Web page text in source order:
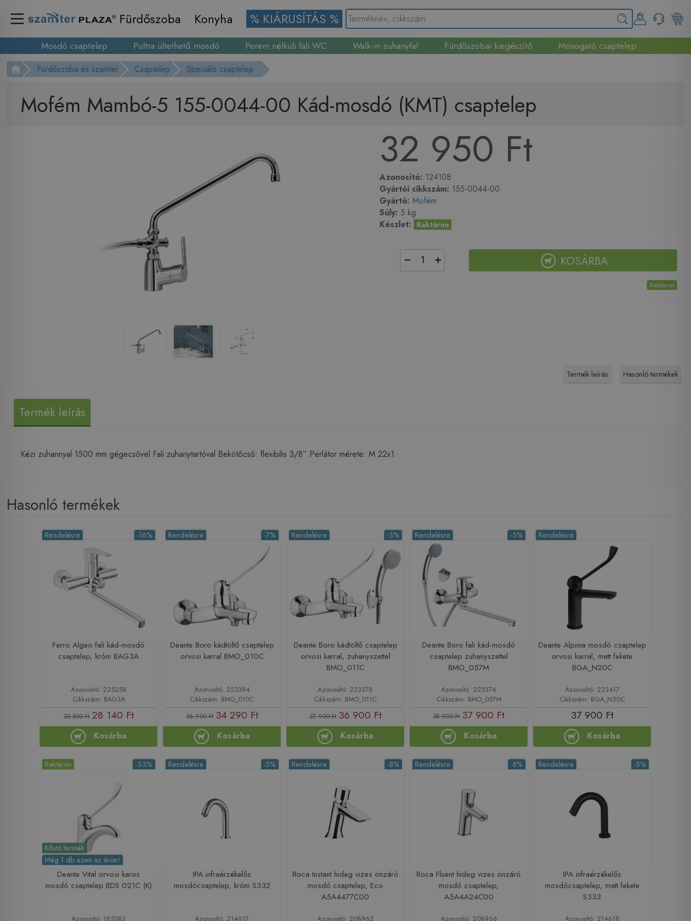
Fürdőszoba Konyha % KIÁRUSÍTÁS %
Mosdó csaptelep Pultra ültethető mosdó Perem nélküli fali WC Walk-in zuhanyfal Fürdőszobai kiegészítő
Mosogató csaptelep
Fürdőszoba és szaniter Csaptelep Speciális csaptelep
Mofém Mambó-5 155-0044-00 Kád-mosdó (KMT) csaptelep
32 950 Ft
Azonosító: 124108
Gyártói cikkszám: 155-0044-00
Gyártó: Mofém
Súly: 5 kg
Készlet: Raktáron
KOSÁRBA
− +
Raktáron
Termék leírás Hasonló termékek
Termék leírás
Kézi zuhannyal 1500 mm gégecsővel Fali zuhanytartóval Bekötőcső: flexibilis 3/8” Perlátor mérete: M 22x1
Hasonló termékek
-16%
Rendelésre
Ferro Algeo fali kád-mosdó
csaptelep, króm BAG3A
Azonosító: 225258
Cikkszám: BAG3A
33 500 Ft 28 140 Ft
Kosárba
-7%
Rendelésre
Deante Boro kádtöltő csaptelep
orvosi karral BMO_010C
Azonosító: 223394
Cikkszám: BMO_010C
36 900 Ft 34 290 Ft
Kosárba
-3%
Rendelésre
Deante Boro kádtöltő csaptelep
orvosi karral, zuhanyszettel
BMO_011C
Azonosító: 223378
Cikkszám: BMO_011C
37 900 Ft 36 900 Ft
Kosárba
-3%
Rendelésre
Deante Boro fali kád-mosdó
csaptelep zuhanyszettel
BMO_057M
Azonosító: 223374
Cikkszám: BMO_057M
38 900 Ft 37 900 Ft
Kosárba
Rendelésre
Deante Alpinia mosdó csaptelep
orvosi karral, matt fekete
BGA_N20C
Azonosító: 223417
Cikkszám: BGA_N20C
37 900 Ft
Kosárba
Kifutó termék
Még 1 db ezen az áron!
-33%
Raktáron
Deante Vital orvosi karos
mosdó csaptelep BDS 021C (K)
Azonosító: 185383
-5%
Rendelésre
IPA infraérzékelős
mosdócsaptelep, króm S332
Azonosító: 214617
-8%
Rendelésre
Roca Instant hideg vizes önzáró
mosdó csaptelep, Eco
A5A4477C00
Azonosító: 208962
-8%
Rendelésre
Roca Fluent hideg vizes önzáró
mosdó csaptelep,
A5A4A24C00
Azonosító: 208966
-5%
Rendelésre
IPA infraérzékelős
mosdócsaptelep, matt fekete
S333
Azonosító: 214618